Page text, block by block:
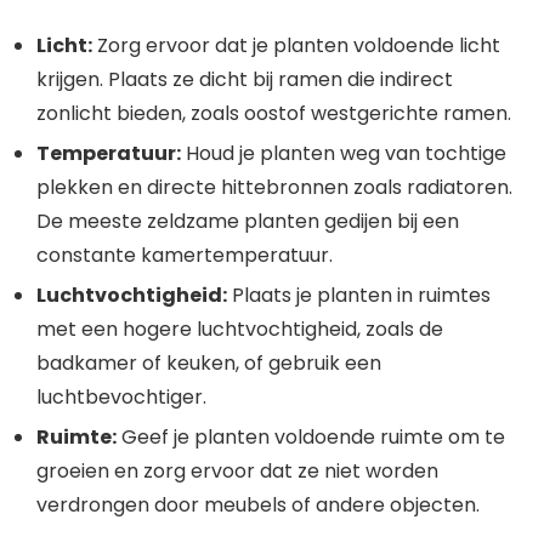
Licht: Zorg ervoor dat je planten voldoende licht
krijgen. Plaats ze dicht bij ramen die indirect
zonlicht bieden, zoals oostof westgerichte ramen.
Temperatuur: Houd je planten weg van tochtige
plekken en directe hittebronnen zoals radiatoren.
De meeste zeldzame planten gedijen bij een
constante kamertemperatuur.
Luchtvochtigheid: Plaats je planten in ruimtes
met een hogere luchtvochtigheid, zoals de
badkamer of keuken, of gebruik een
luchtbevochtiger.
Ruimte:Geef je planten voldoende ruimte om te
groeien en zorg ervoor dat ze niet worden
verdrongen door meubels of andere objecten.